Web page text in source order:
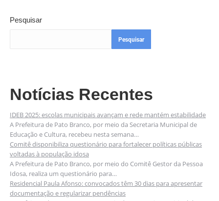
Pesquisar
Pesquisar
Notícias Recentes
IDEB 2025: escolas municipais avançam e rede mantém estabilidade
A Prefeitura de Pato Branco, por meio da Secretaria Municipal de
Educação e Cultura, recebeu nesta semana…
Comitê disponibiliza questionário para fortalecer políticas públicas
voltadas à população idosa
A Prefeitura de Pato Branco, por meio do Comitê Gestor da Pessoa
Idosa, realiza um questionário para…
Residencial Paula Afonso: convocados têm 30 dias para apresentar
documentação e regularizar pendências